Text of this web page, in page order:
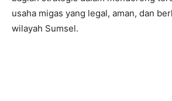
usaha migas yang legal, aman, dan
wilayah Sumsel.